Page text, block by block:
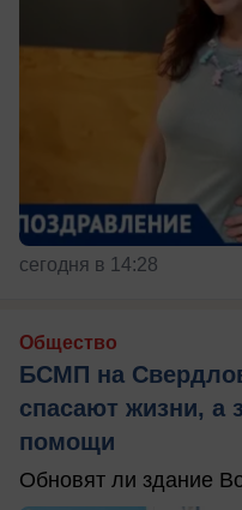
сегодня в 14:28
Общество
БСМП на
спасают жизни, а
помощи
Обновят ли здание